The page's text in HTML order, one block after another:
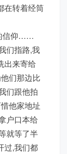
在转着经筒
信仰……
们指路,我
出来寄给
们那边比
们跟他拍
他家地址
户口本给
就等了半
过,我们都